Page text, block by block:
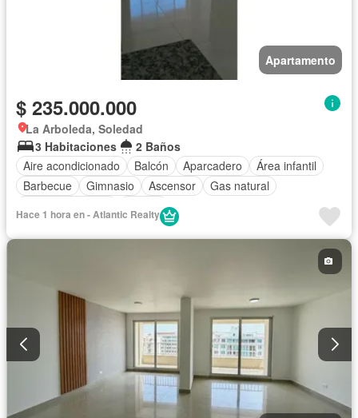
Apartamento
$ 235.000.000
La Arboleda, Soledad
3 Habitaciones
2 Baños
Aire acondicionado
Balcón Aparcadero
Área infantil
Barbecue
Gimnasio Ascensor
Gas natural
Hace 1 hora en - Atlantic Realty